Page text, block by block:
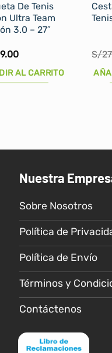
De Tenis
Ultra Team
3.0 – 27″
AL CARRITO
S/
Nuestra
Sobre Nosotros
Política de
Política de Envío
Términos y
Contáctenos